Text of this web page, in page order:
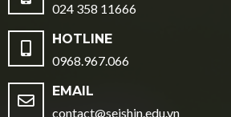
024 358 11666
HOTLINE
0968.967.066
EMAIL
contact@seishin.edu.vn